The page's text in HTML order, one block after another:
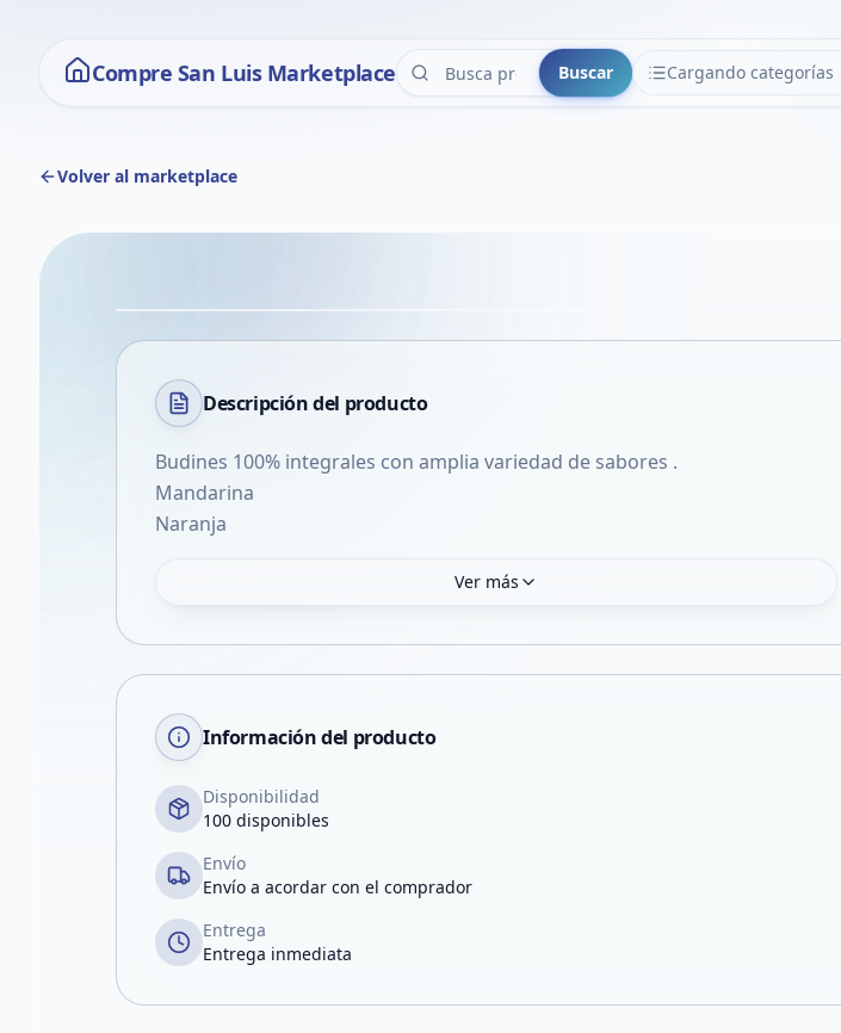
Compre San Luis Marketplace Buscar Cargando categorías
CATEGORÍAS
Volver al marketplace
VER EN PANTALLA COMPLETA
Descripción del producto
Budines 100% integrales con amplia variedad de sabores .
Mandarina
Naranja
Ver más
Información del producto
Disponibilidad
100 disponibles
Envío
Envío a acordar con el comprador
Entrega
Entrega inmediata